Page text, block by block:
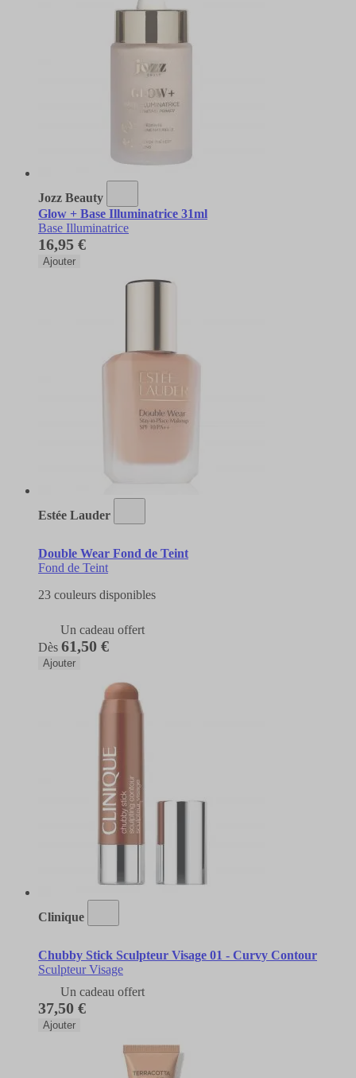
Jozz Beauty
Glow + Base Illuminatrice 31ml
Base Illuminatrice
16,95 €
Ajouter
Estée Lauder
Double Wear Fond de Teint
Fond de Teint
23 couleurs disponibles
Un cadeau offert
Dès 61,50 €
Ajouter
Clinique
Chubby Stick Sculpteur Visage 01 - Curvy Contour
Sculpteur Visage
Un cadeau offert
37,50 €
Ajouter